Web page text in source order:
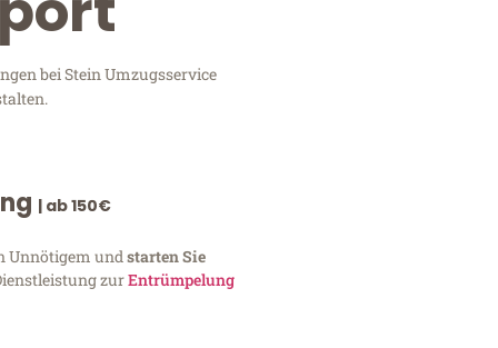
bei Stein Umzugsservice
| ab 150€
Unnötigem und starten Sie
zurEntrümpelung